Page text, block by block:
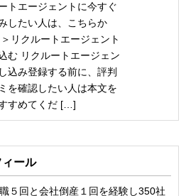
トエージェントに今すぐ
したい人は、こちらか
リクルートエージェント
む リクルートエージェン
込み登録する前に、評判
を確認したい人は本文を
すめてくだ […]
ール
５回と会社倒産１回を経験し350社